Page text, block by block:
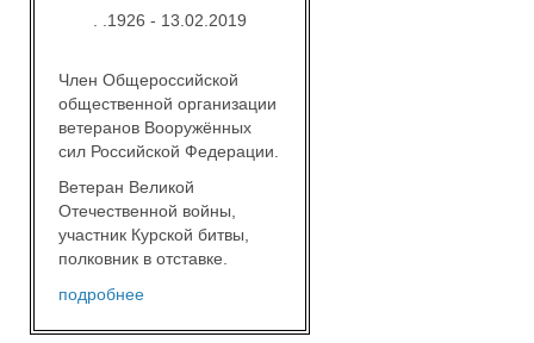
. .1926 - 13.02.2019
Член Общероссийской
общественной организации
ветеранов Вооружённых
сил Российской Федерации.
Ветеран Великой
Отечественной войны,
участник Курской битвы,
полковник в отставке.
подробнее